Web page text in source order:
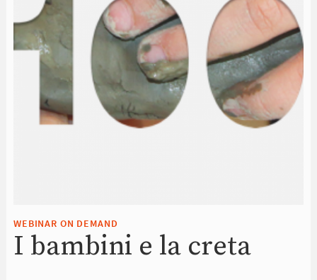
WEBINAR ON DEMAND
I bambini e la creta